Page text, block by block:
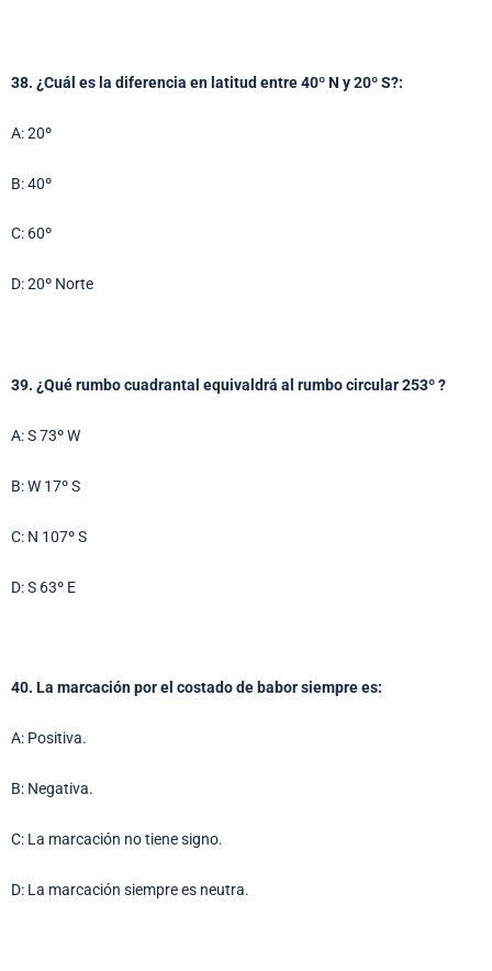
38. ¿Cuál es la diferencia en latitud entre 40º N y 20º S?:
A: 20º
B: 40º
C: 60º
D: 20º Norte
39. ¿Qué rumbo cuadrantal equivaldrá al rumbo circular 253º ?
A: S 73º W
B: W 17º S
C: N 107º S
D: S 63º E
40. La marcación por el costado de babor siempre es:
A: Positiva.
B: Negativa.
C: La marcación no tiene signo.
D: La marcación siempre es neutra.